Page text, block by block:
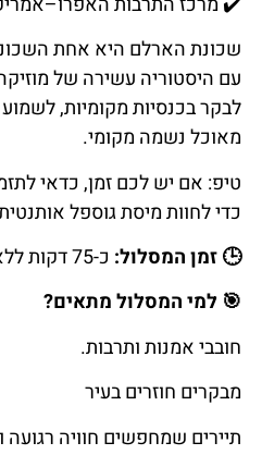
שכונת הארלם היא אחת
עם היסטוריה עשירה של
לבקר בכנסיות מקומיות, לשמוע
מאוכל נשמה מקומי.
טיפ: אם יש לכם זמן, כדאי
כדי לחוות מיסת גוספל
🕒זמןהמסלול: כ-75 דקות ללא עצירות.
🎯 למיהמסלולמתאים?
חובבי אמנות ותרבות.
מבקרים חוזרים בעיר
תיירים שמחפשים חוויה